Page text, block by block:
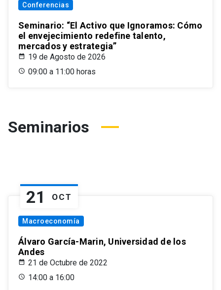
Conferencias
Seminario: “El Activo que Ignoramos: Cómo
el envejecimiento redefine talento,
mercados y estrategia”
19 de Agosto de 2026
09:00 a 11:00 horas
Seminarios
21 OCT
Macroeconomía
Álvaro García-Marin, Universidad de los
Andes
21 de Octubre de 2022
14:00 a 16:00